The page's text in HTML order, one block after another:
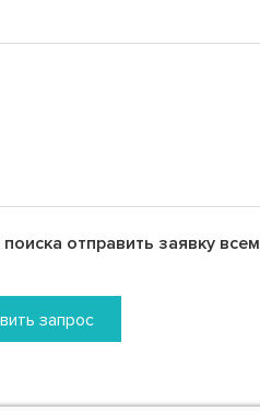
отправить заявку всем
запрос